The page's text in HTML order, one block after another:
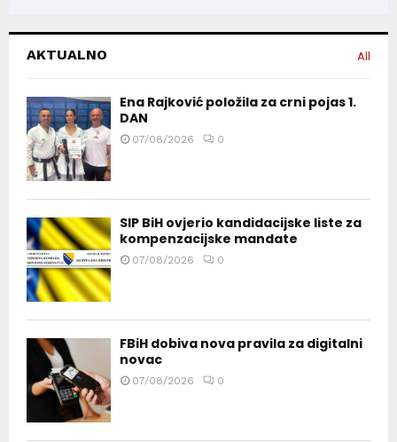
AKTUALNO All
Ena Rajković položila za crni pojas 1.
DAN
07/08/2026 0
SIP BiH ovjerio kandidacijske liste za
kompenzacijske mandate
07/08/2026 0
FBiH dobiva nova pravila za digitalni
novac
07/08/2026 0